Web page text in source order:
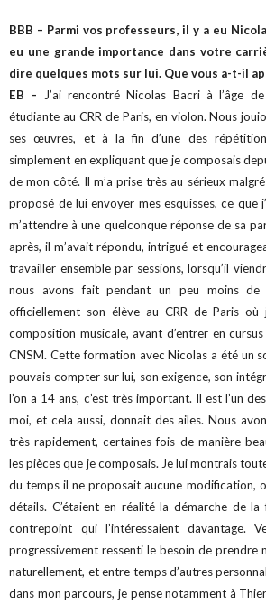
BBB – Parmi vos professeurs, il y a eu
eu une grande importance dans votre
dire quelques mots sur lui. Que vous a-t-il
EB –
J’ai rencontré Nicolas Bacri à l’âge
étudiante au CRR de Paris, en violon. Nous
ses œuvres, et à la fin d’une des
simplement en expliquant que je composais
de mon côté. Il m’a prise très au sérieux
proposé de lui envoyer mes esquisses, ce que
m’attendre à une quelconque réponse de sa
après, il m’avait répondu, intrigué et
travailler ensemble par sessions, lorsqu’il
nous avons fait pendant un peu moins de
officiellement son élève au CRR de Paris où
composition musicale, avant d’entrer en
CNSM. Cette formation avec Nicolas a été un
pouvais compter sur lui, son exigence, son
l’on a 14 ans, c’est très important. Il est l’un
moi, et cela aussi, donnait des ailes. Nous
très rapidement, certaines fois de manière
les pièces que je composais. Je lui montrais
du temps il ne proposait aucune modification,
détails. C’étaient en réalité la démarche de
contrepoint qui l’intéressaient davantage.
progressivement ressenti le besoin de prendre
naturellement, et entre temps d’autres
dans mon parcours, je pense notamment à